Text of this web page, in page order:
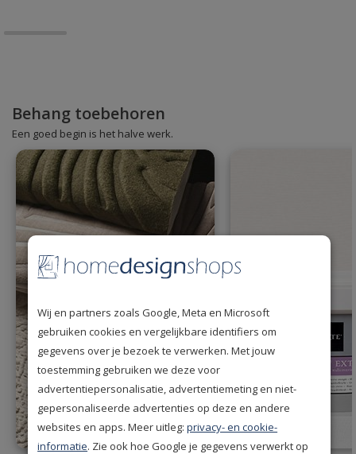
Behang toebehoren
Een goed begin is het halve werk.
Wij en partners zoals Google, Meta en Microsoft
gebruiken cookies en vergelijkbare identifiers om
gegevens over je bezoek te verwerken. Met jouw
toestemming gebruiken we deze voor
advertentiepersonalisatie, advertentiemeting en niet-
gepersonaliseerde advertenties op deze en andere
websites en apps. Meer uitleg:privacy- en cookie-
informatie. Zie ook hoe Google je gegevens verwerkt op